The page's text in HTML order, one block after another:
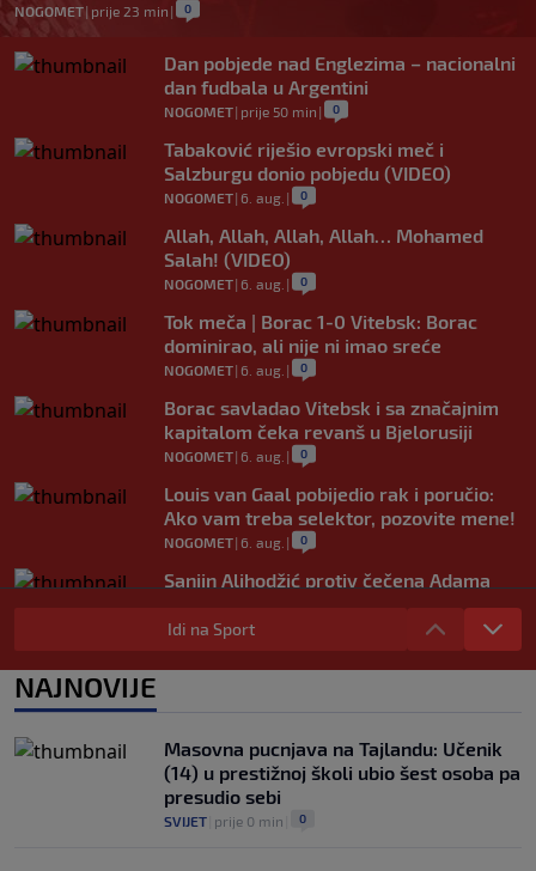
NOGOMET| prije 23 min | 0
Dan pobjede nad Englezima – nacionalni
dan fudbala u Argentini
NOGOMET| prije 50 min | 0
Tabaković riješio evropski meč i
Salzburgu donio pobjedu (VIDEO)
NOGOMET| 6. aug. | 0
Allah, Allah, Allah, Allah… Mohamed
Salah! (VIDEO)
NOGOMET| 6. aug. | 0
Tok meča | Borac 1-0 Vitebsk: Borac
dominirao, ali nije ni imao sreće
NOGOMET| 6. aug. | 0
Borac savladao Vitebsk i sa značajnim
kapitalom čeka revanš u Bjelorusiji
NOGOMET| 6. aug. | 0
Louis van Gaal pobijedio rak i poručio:
Ako vam treba selektor, pozovite mene!
NOGOMET| 6. aug. | 0
Sanjin Alihodžić protiv čečena Adama
Tadushaeva – borba za WAKO PRO titulu
OSTALI SPORTOVI
Arsenal ostaje praznih ruku: Vinícius
Idi na Sport
NAJNOVIJE
Masovna pucnjava na Tajlandu: Učenik
(14) u prestižnoj školi ubio šest osoba pa
presudio sebi
SVIJET prije 0 min 0